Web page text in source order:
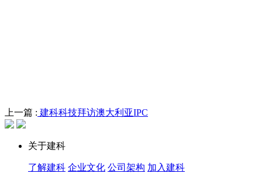
上一篇 : 建科科技拜访澳大利亚IPC
关于建科
了解建科 企业文化 公司架构 加入建科